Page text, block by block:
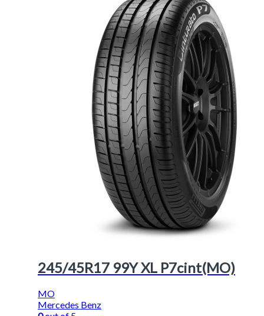
245/45R17 99Y XL P7cint(MO)
MO
Mercedes Benz